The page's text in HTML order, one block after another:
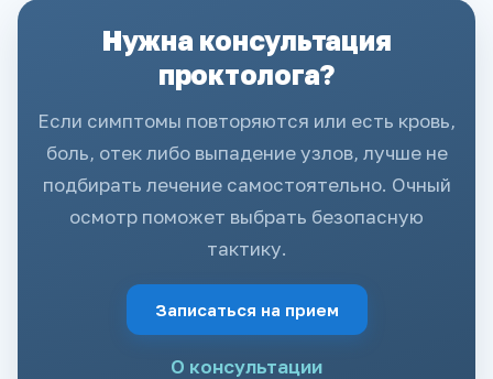
Нужна консультация
проктолога?
Если симптомы повторяются или есть кровь,
боль, отек либо выпадение узлов, лучше не
подбирать лечение самостоятельно. Очный
осмотр поможет выбрать безопасную
тактику.
Записаться на прием
О консультации